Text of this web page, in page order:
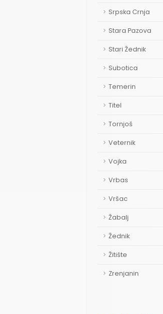
Srpska Crnja
Stara Pazova
Stari Žednik
Subotica
Temerin
Titel
Tornjoš
Veternik
Vojka
Vrbas
Vršac
Žabalj
Žednik
Žitište
Zrenjanin